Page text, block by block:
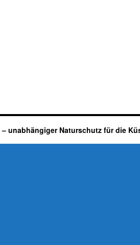
unabhängiger Naturschutz für die